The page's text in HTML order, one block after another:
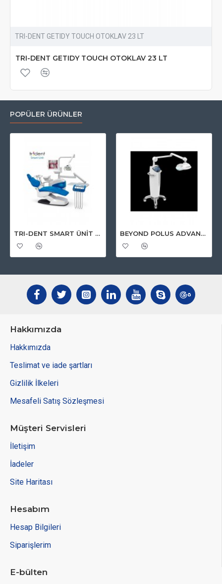
TRI-DENT GETIDY TOUCH OTOKLAV 23 LT
TRI-DENT GETIDY TOUCH OTOKLAV 23 LT
POPÜLER ÜRÜNLER
TRI-DENT SMART ÜNİT ASKILI PNEUMATİK MODEL FULL BAŞLIKLI BEYOND POLUS ADVANCED BEYAZLATMA CİHAZI
Hakkımızda
Hakkımızda
Teslimat ve iade şartları
Gizlilik İlkeleri
Mesafeli Satış Sözleşmesi
Müşteri Servisleri
İletişim
İadeler
Site Haritası
Hesabım
Hesap Bilgileri
Siparişlerim
E-bülten